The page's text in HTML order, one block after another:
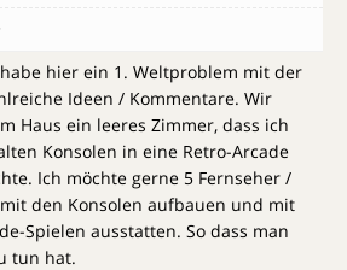
hier ein 1. Weltproblem mit der
Ideen / Kommentare. Wir
Haus ein leeres Zimmer, dass ich
Konsolen in eine Retro-Arcade
Ich möchte gerne 5 Fernseher /
den Konsolen aufbauen und mit
Spielen ausstatten. So dass man
tun hat.